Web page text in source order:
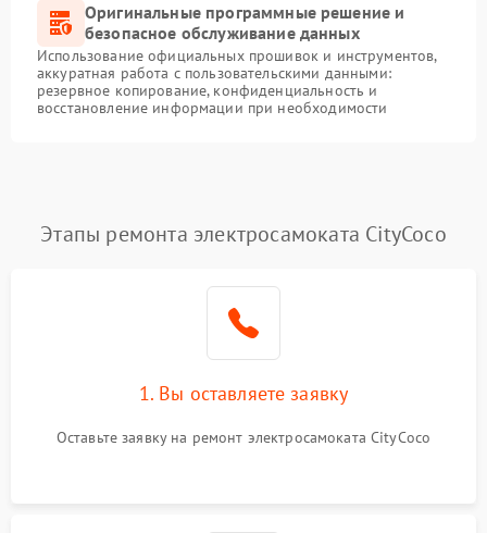
Оригинальные программные решение и
безопасное обслуживание данных
Использование официальных прошивок и инструментов,
аккуратная работа с пользовательскими данными:
резервное копирование, конфиденциальность и
восстановление информации при необходимости
Этапы ремонта электросамоката CityCoco
1. Вы оставляете заявку
Оставьте заявку на ремонт электросамоката CityCoco